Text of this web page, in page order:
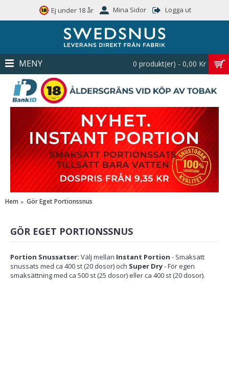
Ej under 18 år Mina Sidor Logga ut
0 produkt(er) - 0,00 Kr
MENY
Hem Gör Eget Portionssnus
GÖR EGET PORTIONSSNUS
Portion Snussatser: Välj mellan Instant Portion - Smaksatt
snussats med ca 400 st (20 dosor) och Super Dry- För egen
smaksättning med ca 500 st (25 dosor) eller ca 400 st (20 dosor).